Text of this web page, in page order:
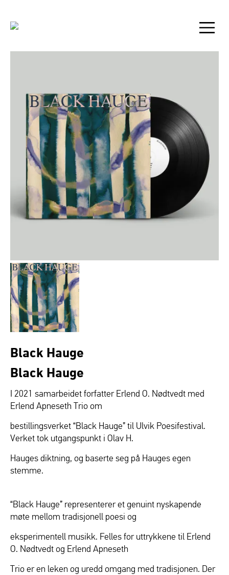
Black Hauge
Black Hauge
I 2021 samarbeidet forfatter Erlend O. Nødtvedt med
Erlend Apneseth Trio om
bestillingsverket “Black Hauge” til Ulvik Poesifestival.
Verket tok utgangspunkt i Olav H.
Hauges diktning, og baserte seg på Hauges egen
stemme.
“Black Hauge” representerer et genuint nyskapende
møte mellom tradisjonell poesi og
eksperimentell musikk. Felles for uttrykkene til Erlend
O. Nødtvedt og Erlend Apneseth
Trio er en leken og uredd omgang med tradisjonen. Der